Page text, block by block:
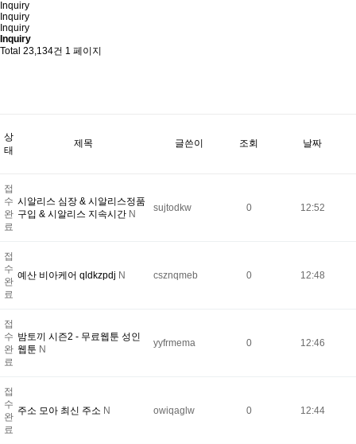
Inquiry
Inquiry
Inquiry
Inquiry
Total 23,134건 1 페이지
상
태
제목 글쓴이 조회 날짜
접
수
완
료
시­알리스 심장 & 시­알리스정품
구입 & 시­알리스 지속시간 N
sujtodkw 0 12:52
접
수
완
료
예산 비아케어 qldkzpdj N csznqmeb 0 12:48
접
수
완
료
밤토끼 시즌2 - 무료웹툰 성인
웹툰 N
yyfrmema 0 12:46
접
수
완
료
주소 모아 최신 주소 N owiqaglw 0 12:44